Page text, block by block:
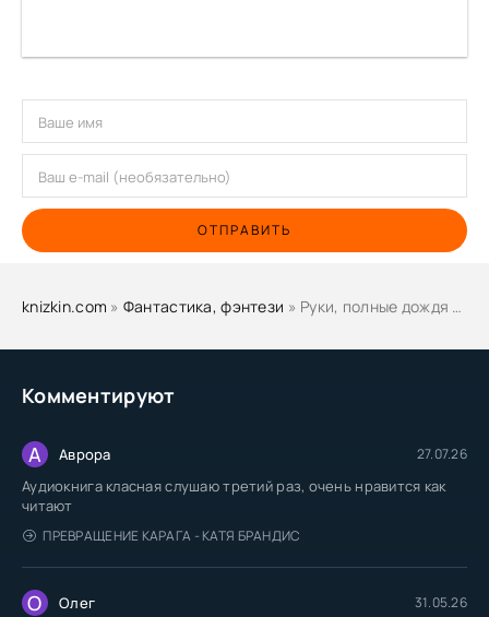
Комментируют
А Аврора 27.07.26
Аудиокнига класная слушаю третий раз, очень нравится как
читают
ПРЕВРАЩЕНИЕ КАРАГА - КАТЯ БРАНДИС
О Олег 31.05.26
ОТПРАВИТЬ
knizkin.com » Фантастика, фэнтези » Руки, полные дождя - Мэй